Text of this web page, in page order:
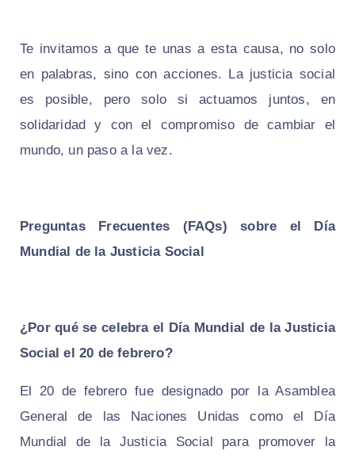
Te invitamos a que te unas a esta causa, no solo
en palabras, sino con acciones. La justicia social
es posible, pero solo si actuamos juntos, en
solidaridad y con el compromiso de cambiar el
mundo, un paso a la vez.
Preguntas Frecuentes (FAQs) sobre el Día
Mundial de la Justicia Social
¿Por qué se celebra el Día Mundial de la Justicia
Social el 20 de febrero?
El 20 de febrero fue designado por la Asamblea
General de las Naciones Unidas como el Día
Mundial de la Justicia Social para promover la